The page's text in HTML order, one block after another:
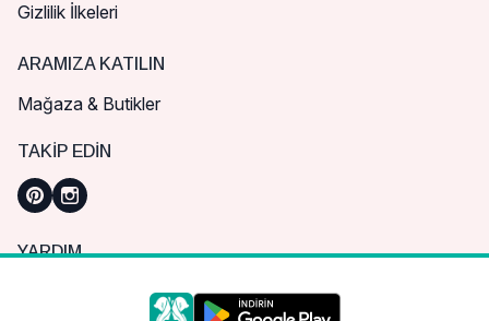
Gizlilik İlkeleri
ARAMIZA KATILIN
Mağaza & Butikler
TAKIP EDIN
YARDIM
Sık Sorulan Sorular